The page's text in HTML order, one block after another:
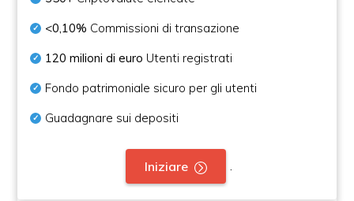
<0,10% Commissioni di transazione
120 milioni di euro Utenti registrati
Fondo patrimoniale sicuro per gli utenti
Guadagnare sui depositi
Iniziare